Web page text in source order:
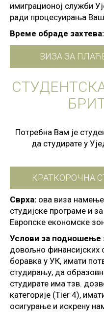
имиграционој служби
ради процесуирања
Време обраде захтева:
ВИЗА ЗА
Потребна Вам је
да студирате у
КРАТКОРОЧНА
Сврха: ова виза
студијске програме и
Европске економске
Услови за подношење
довољно финансијских
боравка у УК, имати
студирању, да
студирате има тзв.
категорије (Tier 4),
осигурање и искрену